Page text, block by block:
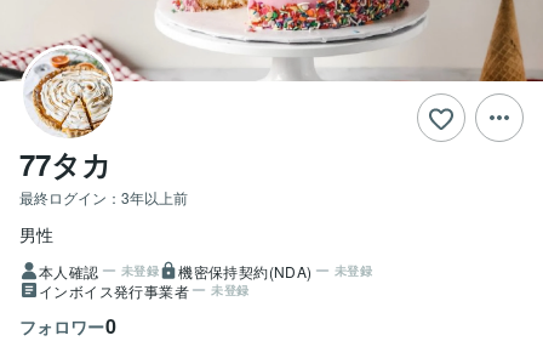
77タカ
最終ログイン： 3年以上前
男性
本人確認 未登録 機密保持契約(NDA) 未登録
インボイス発行事業者 未登録
フォロワー0